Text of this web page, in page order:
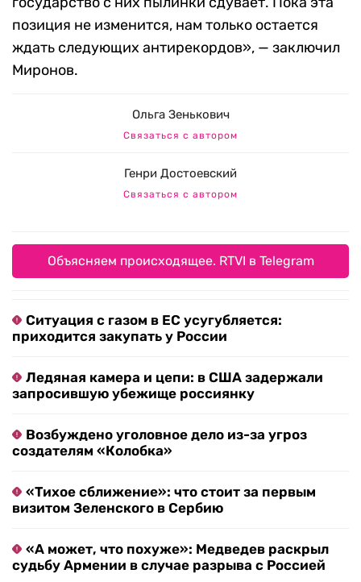
позиция не изменится, нам только остается
ждать следующих антирекордов», — заключил
Миронов.
Ольга Зенькович
Связаться с автором
Генри Достоевский
Связаться с автором
Объясняем происходящее. RTVI в Telegram
Ситуация с газом в ЕС усугубляется:
приходится закупать у России
Ледяная камера и цепи: в США задержали
запросившую убежище россиянку
Возбуждено уголовное дело из-за угроз
создателям «Колобка»
«Тихое сближение»: что стоит за первым
визитом Зеленского в Сербию
«А может, что похуже»: Медведев раскрыл
судьбу Армении в случае разрыва с Россией